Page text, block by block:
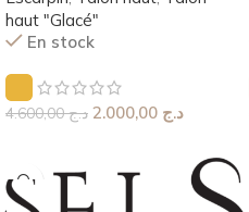
haut "Glacé"
En stock
د.ج4.600,00 د.ج